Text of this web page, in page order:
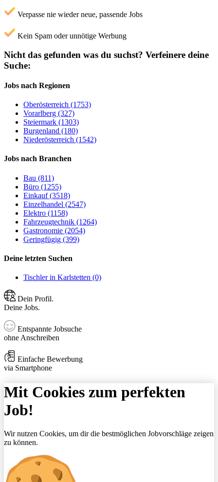
Verpasse nie wieder neue, passende Jobs
Kein Spam oder unnötige Werbung
Nicht das gefunden was du suchst? Verfeinere deine
Suche:
Jobs nach Regionen
Oberösterreich (1753)
Vorarlberg (327)
Steiermark (1303)
Burgenland (180)
Niederösterreich (1542)
Jobs nach Branchen
Bau (811)
Büro (1255)
Einkauf (3518)
Einzelhandel (2547)
Elektro (1158)
Fahrzeugtechnik (1264)
Gastronomie (2054)
Geringfügig (399)
Deine letzten Suchen
Tischler in Karlstetten (0)
Dein Profil.
Deine Jobs.
Entspannte Jobsuche
ohne Anschreiben
Einfache Bewerbung
via Smartphone
Mit Cookies zum perfekten
Job!
Wir nutzen Cookies, um dir die bestmöglichen Jobvorschläge zeigen
zu können.